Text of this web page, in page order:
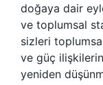
doğaya dair
ve toplumsal
sizleri
ve güç
yeniden